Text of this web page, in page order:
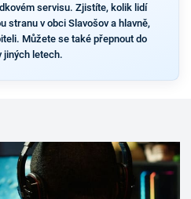
servisu. Zjistíte, kolik lidí
stranu v obci Slavošov a hlavně,
Můžete se také přepnout do
jiných letech.